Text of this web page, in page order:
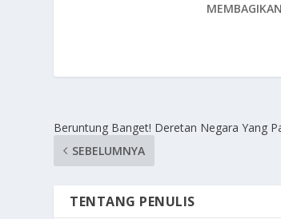
Beruntung Banget! Deretan Negara Yang
SEBELUMNYA
TENTANG PENULIS